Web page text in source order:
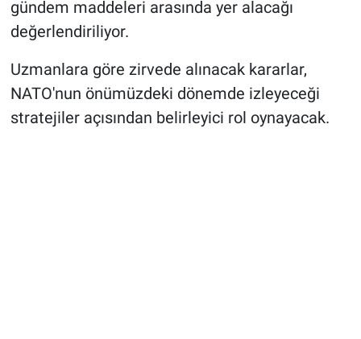
gündem maddeleri arasında yer alacağı
değerlendiriliyor.
Uzmanlara göre zirvede alınacak kararlar,
NATO'nun önümüzdeki dönemde izleyeceği
stratejiler açısından belirleyici rol oynayacak.